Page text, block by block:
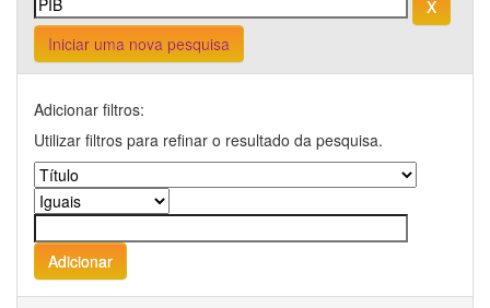
Iniciar uma nova pesquisa
Adicionar filtros:
Utilizar filtros para refinar o resultado da pesquisa.